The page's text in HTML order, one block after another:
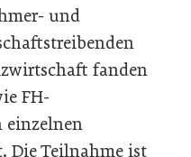
und
fanden
FH-
einzelnen
Die Teilnahme ist